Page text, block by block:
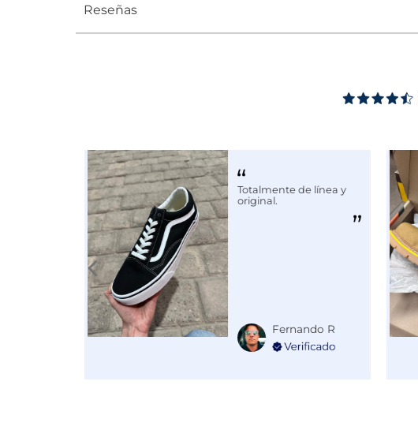
Tipo
DE 0 A 4 cms
Color
Disciplina ENTRENAMIENTO
Reseñas
Totalmente de línea y
original.
Fernando R